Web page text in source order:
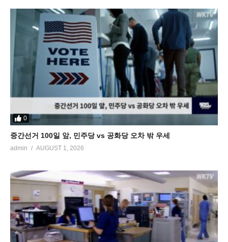
0
중간선거 100일 앞, 민주당 vs 공화당 오차 밖 우세
admin AUGUST 1, 2026